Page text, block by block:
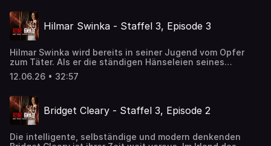
Hilmar Swinka - Staffel 3, Episode 3
Hilmar Swinka wird bereits in seiner Jugend vom Opfer
zum Täter. Als er die ständigen Hänseleien seines
Umfeldes nicht mehr aushält, lernt er das Boxen und
schlägt zurück. Der Beginn der kriminellen Karriere eines
der ehemaligen DDR geprägt hat.
12.06.26 • 32:57
Bridget Cleary - Staffel 3, Episode 2
Die intelligente, selbständige und modern denkenden